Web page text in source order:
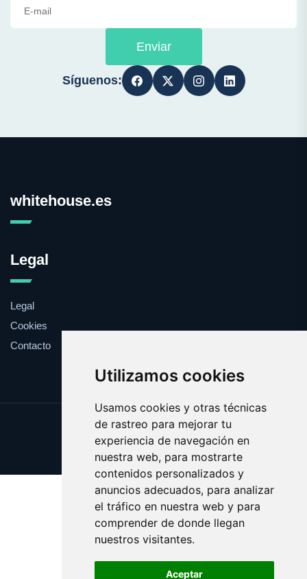
Utilizamos cookies
Usamos cookies y otras técnicas
de rastreo para mejorar tu
experiencia de navegación en
nuestra web, para mostrarte
contenidos personalizados y
anuncios adecuados, para analizar
el tráfico en nuestra web y para
comprender de donde llegan
nuestros visitantes.
Aceptar
Enviar
Síguenos:
whitehouse.es
Legal
Legal
Cookies
Contacto
Update cookies preferences
Copyright © 2025 whitehouse.es